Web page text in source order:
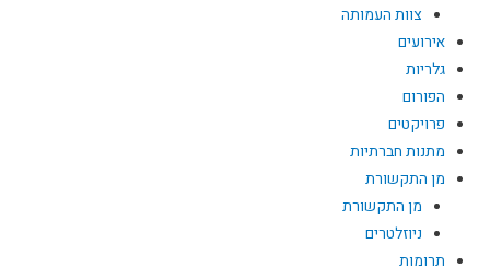
צוות העמותה
אירועים
גלריות
הפורום
פרויקטים
מתנות חברתיות
מן התקשורת
מן התקשורת
ניוזלטרים
תרומות